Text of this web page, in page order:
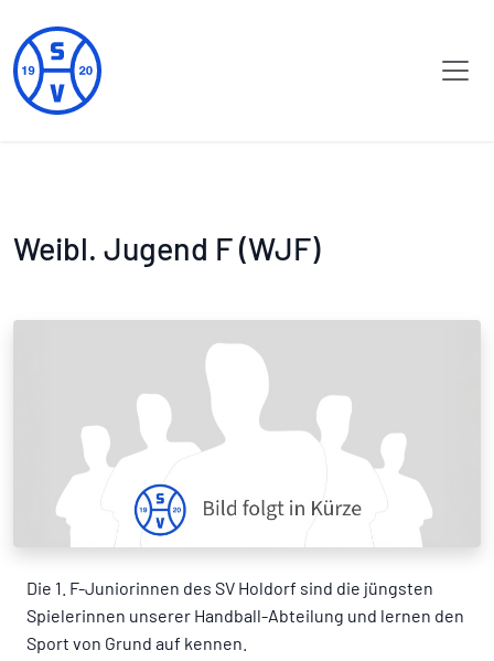
Weibl. Jugend F (WJF)
Die 1. F-Juniorinnen des SV Holdorf sind die jüngsten
Spielerinnen unserer Handball-Abteilung und lernen den
Sport von Grund auf kennen.